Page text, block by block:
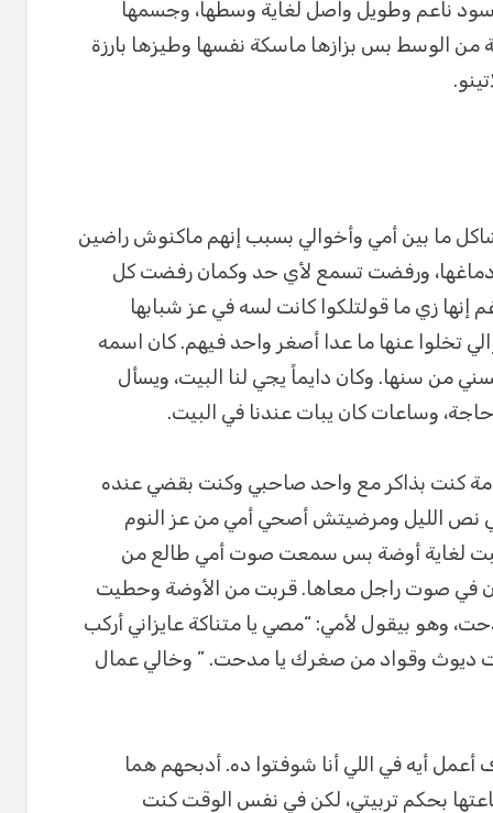
ناعم وطويل واصل لغاية وسطها، وجسمها
الوسط بس بزازها ماسكة نفسها وطيزها بارزة
ما بين أمي وأخوالي بسبب إنهم ماكنوش راضين
دماغها، ورفضت تسمع لأي حد وكمان رفضت كل
إنها زي ما قولتلكوا كانت لسه في عز شبابها
تخلوا عنها ما عدا أصغر واحد فيهم. كان اسمه
أقرب لسني من سنها. وكان دايماً يجي لنا البيت، ويسأل
وساعات كان يبات عندنا في البيت.
كنت بذاكر مع واحد صاحبي وكنت بقضي عنده
نص الليل ومرضيتش أصحي أمي من عز النوم
لغاية أوضة بس سمعت صوت أمي طالع من
في صوت راجل معاها. قربت من الأوضة وحطيت
وهو بيقول لأمي: “مصي يا متناكة عايزاني أركب
ديوث وقواد من صغرك يا مدحت. ” وخالي عمال
أيه في اللي أنا شوفتوا ده. أدبحهم هما
بحكم تربيتي، لكن في نفس الوقت كنت